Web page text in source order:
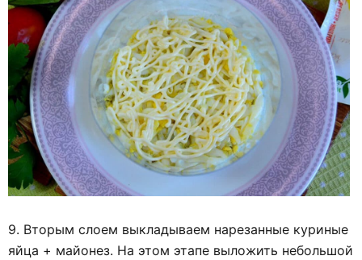
9. Вторым слоем выкладываем нарезанные куриные
яйца + майонез. На этом этапе выложить небольшой